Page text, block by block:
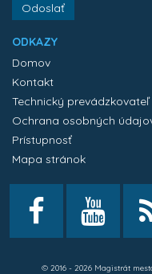
Odoslať
ODKAZY
Domov
Kontakt
Technický prevádzkovateľ
Ochrana osobných
Prístupnosť
Mapa stránok
© 2016 - 2026 Magistrát